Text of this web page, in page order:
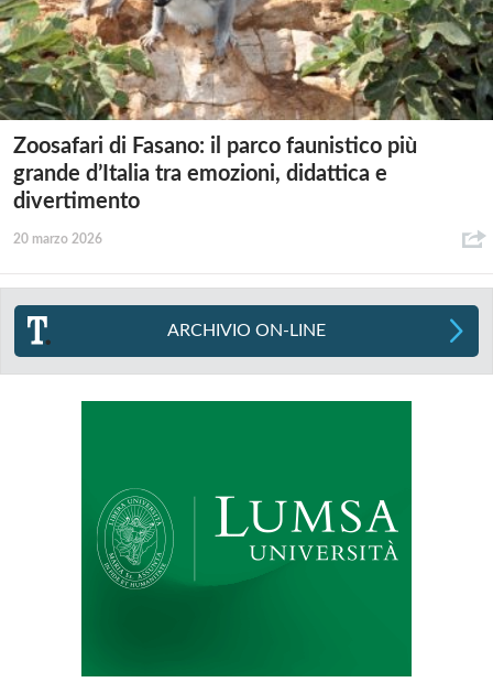
Zoosafari di Fasano: il parco faunistico più
grande d’Italia tra emozioni, didattica e
divertimento
20 marzo 2026
ARCHIVIO ON-LINE